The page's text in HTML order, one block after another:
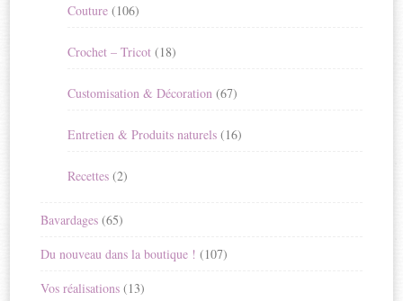
Couture (106)
Crochet – Tricot (18)
Customisation & Décoration (67)
Entretien & Produits naturels (16)
Recettes (2)
Bavardages (65)
Du nouveau dans la boutique ! (107)
Vos réalisations (13)